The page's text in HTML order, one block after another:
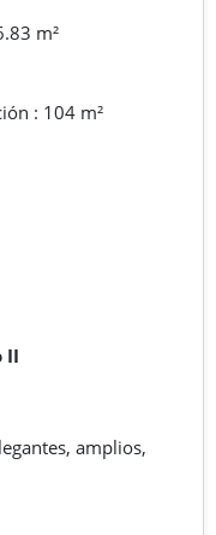
m²
: 104 m²
II
amplios,